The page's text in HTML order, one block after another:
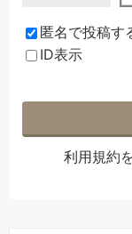
匿名で投稿す
ID表示
利用規約